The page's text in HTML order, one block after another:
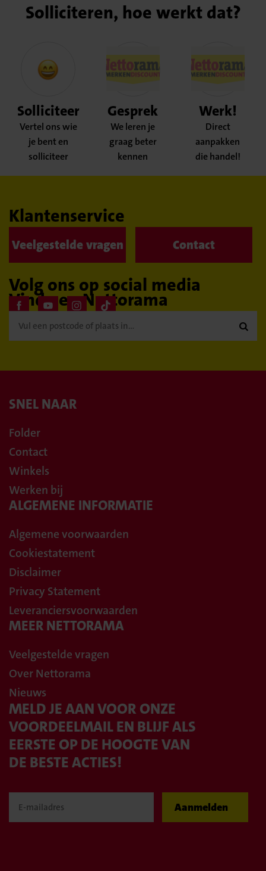
Solliciteren, hoe werkt dat?
Solliciteer
Vertel ons wie
je bent en
solliciteer
Gesprek
We leren je
graag beter
kennen
Werk!
Direct
aanpakken
die handel!
Klantenservice
Veelgestelde vragen Contact
Volg ons op social media
Vind een Nettorama

SNEL NAAR
Folder
Contact
Winkels
Werken bij
ALGEMENE INFORMATIE
Algemene voorwaarden
Cookiestatement
Disclaimer
Privacy Statement
Leveranciersvoorwaarden
MEER NETTORAMA
Veelgestelde vragen
Over Nettorama
Nieuws
MELD JE AAN VOOR ONZE
VOORDEELMAIL EN BLIJF ALS
EERSTE OP DE HOOGTE VAN
DE BESTE ACTIES!
Aanmelden